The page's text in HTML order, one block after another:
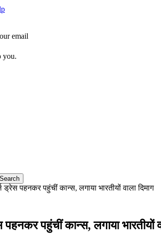
email
you.
पहनकर पहुंचीं कान्स, लगाया भारतीयों वाला दिमाग
पहुंचीं कान्स, लगाया भारतीयों